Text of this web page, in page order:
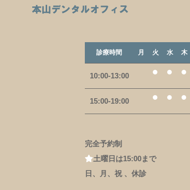
診療時間 月 火 水 木
10:00-13:00
15:00-19:00
完全予約制
土曜日は15:00まで
日、月、祝 、休診